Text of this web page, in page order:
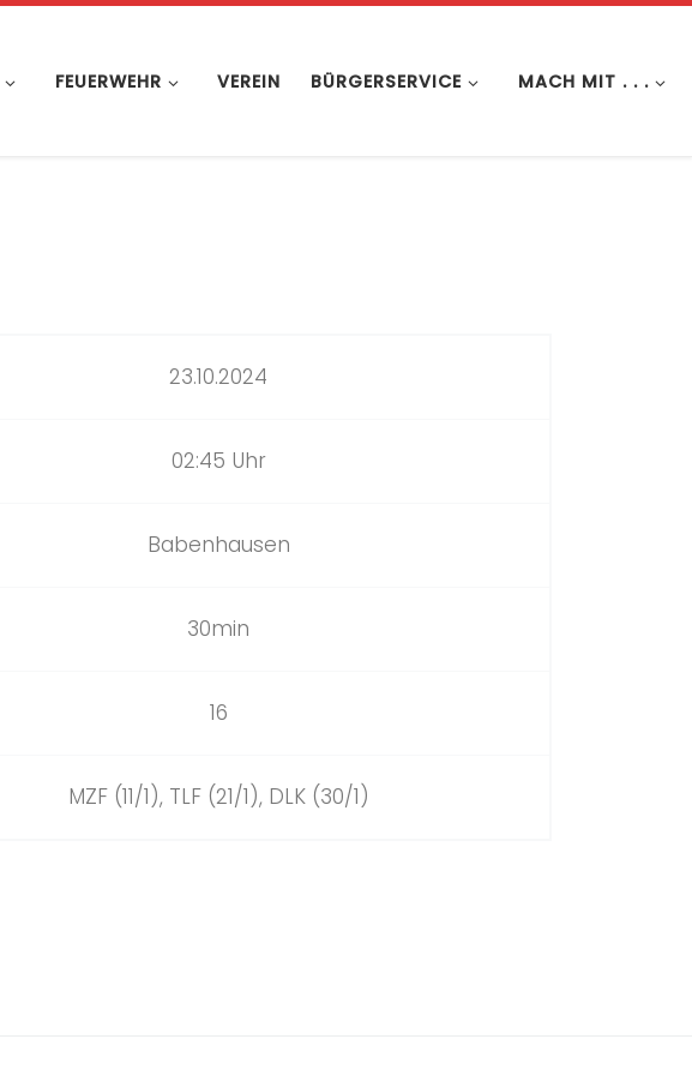
FEUERWEHR VEREIN BÜRGERSERVICE MACH MIT . . .
23.10.2024
02:45 Uhr
Babenhausen
30min
16
MZF (11/1), TLF (21/1), DLK (30/1)